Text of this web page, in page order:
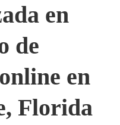
en
de
en
Florida